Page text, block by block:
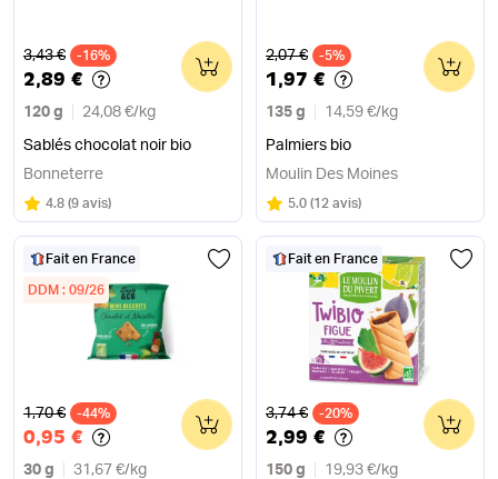
Ancien prix
3,43 € -16%
2,89 €
120 g 24,08 €/ kg
Sablés chocolat noir bio
0
Bonneterre
Note
4.8 sur 5
(9 avis)
Ancien prix
2,07 € -5%
1,97 €
135 g 14,59 €/ kg
Palmiers bio
0
Moulin Des Moines
Note
5.0 sur 5
(12 avis)
Fait en France
DDM : 09/26
Ancien prix
1,70 € -44%
0,95 €
30 g 31,67 €/ kg
0
Fait en France
Ancien prix
3,74 € -20%
2,99 €
150 g 19,93 €/ kg
0